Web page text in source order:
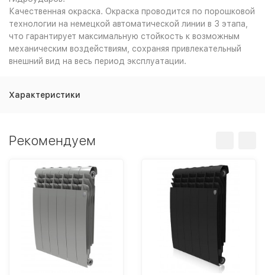
Качественная окраска. Окраска проводится по порошковой
технологии на немецкой автоматической линии в 3 этапа,
что гарантирует максимальную стойкость к возможным
механическим воздействиям, сохраняя привлекательный
внешний вид на весь период эксплуатации.
Характеристики
Рекомендуем